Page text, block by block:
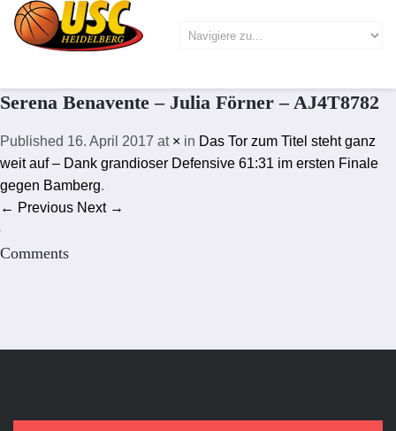
Serena Benavente – Julia Förner – AJ4T8782
Published 16. April 2017 at × in Das Tor zum Titel steht ganz
weit auf – Dank grandioser Defensive 61:31 im ersten Finale
gegen Bamberg.
← Previous Next →
Comments